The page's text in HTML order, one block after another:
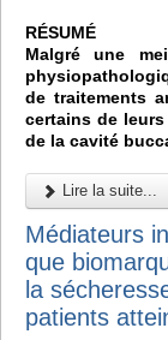
RÉSUMÉ
Malgré une
de traitements
certains de
de la cavité
Lire la suite...
Médiateurs
que
la
patients